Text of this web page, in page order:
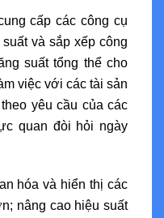
cấp các công cụ
và sắp xếp công
suất tổng thể cho
việc với các tài sản
yêu cầu của các
quan đòi hỏi ngày
hóa và hiển thị các
nâng cao hiệu suất